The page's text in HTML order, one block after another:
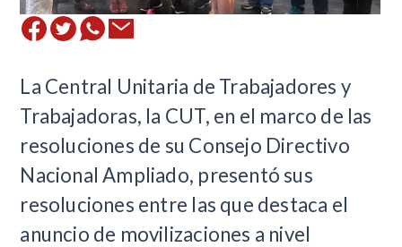
La Central Unitaria de Trabajadores y
Trabajadoras, la CUT, en el marco de las
resoluciones de su Consejo Directivo
Nacional Ampliado, presentó sus
resoluciones entre las que destaca el
anuncio de movilizaciones a nivel